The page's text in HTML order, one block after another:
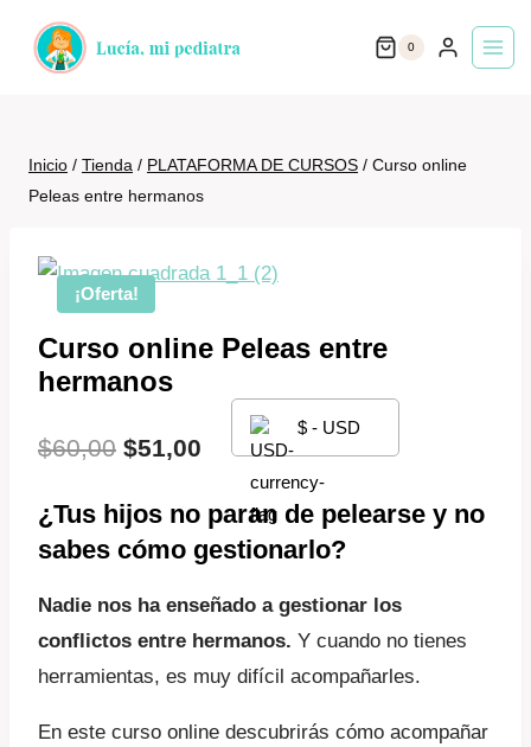
0
Inicio / Tienda / PLATAFORMA DE CURSOS / Curso online
Peleas entre hermanos
¡Oferta!
Curso online Peleas entre
hermanos
$60,00 El
original
$60,00.
$51,00
precio
actual
$ - USD
¿Tus hijos no paran de pelearse y no
sabes cómo gestionarlo?
Nadie nos ha enseñado a gestionar los
conflictos entre hermanos. Y cuando no tienes
herramientas, es muy difícil acompañarles.
En este curso online descubrirás cómo acompañar